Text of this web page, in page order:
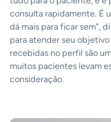
consulta rapidamente. É
dá mais para ficar sem”,
para atender seu
recebidas no perfil são
muitos pacientes levam
consideração.